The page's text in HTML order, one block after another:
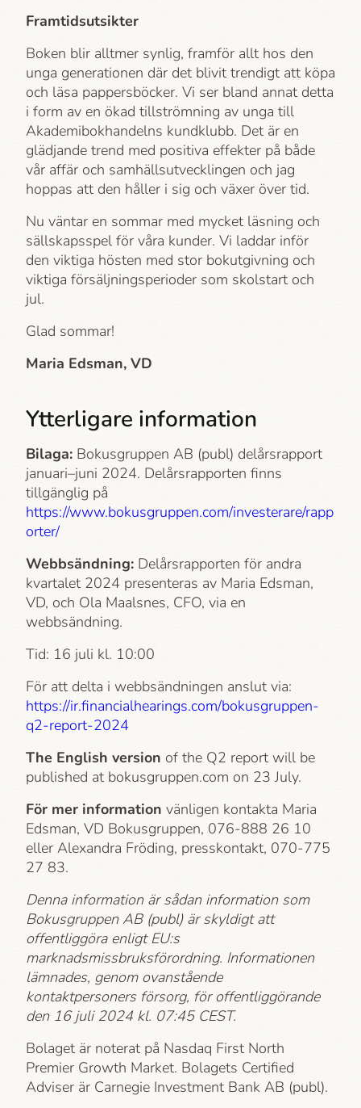
Framtidsutsikter
Boken blir alltmer synlig, framför allt hos den
unga generationen där det blivit trendigt att köpa
och läsa pappersböcker. Vi ser bland annat detta
i form av en ökad tillströmning av unga till
Akademi­bokhandelns kundklubb. Det är en
glädjande trend med positiva effekter på både
vår affär och samhällsutvecklingen och jag
hoppas att den håller i sig och växer över tid.
Nu väntar en sommar med mycket läsning och
sällskapsspel för våra kunder. Vi laddar inför
den viktiga hösten med stor bokutgivning och
viktiga försäljningsperioder som skolstart och
jul.
Glad sommar!
Maria Edsman, VD
Ytterligare information
Bilaga: Bokusgruppen AB (publ) delårsrapport
januari–juni 2024. Delårsrapporten finns
tillgänglig på
https://www.bokusgruppen.com/investerare/rapp
orter/
Webbsändning: Delårsrapporten för andra
kvartalet 2024 presenteras av Maria Edsman,
VD, och Ola Maalsnes, CFO, via en
webbsändning.
Tid: 16 juli kl. 10:00
För att delta i webbsändningen anslut via:
https://ir.financialhearings.com/bokusgruppen-
q2-report-2024
The English version of the Q2 report will be
published at bokusgruppen.com on 23 July.
För mer information vänligen kontakta Maria
Edsman, VD Bokusgruppen, 076-888 26 10
eller Alexandra Fröding, press­kontakt, 070-775
27 83.
Denna information är sådan information som
Bokusgruppen AB (publ) är skyldigt att
offentliggöra enligt EU:s
marknadsmissbruksförordning. Informationen
lämnades, genom ovanstående
kontaktpersoners försorg, för offentliggörande
den 16 juli 2024 kl. 07:45 CEST.
Bolaget är noterat på Nasdaq First North
Premier Growth Market. Bolagets Certified
Adviser är Carnegie Investment Bank AB (publ).